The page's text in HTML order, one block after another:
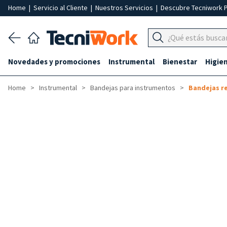
Home | Servicio al Cliente | Nuestros Servicios | Descubre Tecniwork
Novedades y promociones Instrumental Bienestar
Home Instrumental Bandejas para instrumentos Bandejas